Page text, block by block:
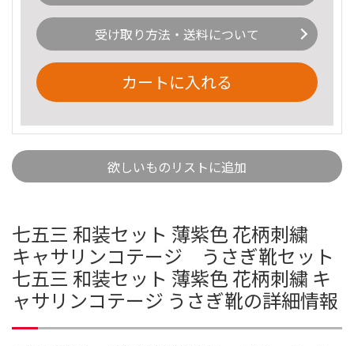
受け取り方法・送料について
カートに入れる
欲しいものリストに追加
七五三 和装セット 薄紫色 花柄刺繍
キャサリンコテージ うさぎ靴セット
七五三 和装セット 薄紫色 花柄刺繍 キ
ャサリンコテージ うさぎ靴の詳細情報